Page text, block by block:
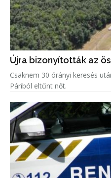
Újra bizonyították az
Csaknem 30 órányi keresés
Páriból eltűnt nőt.